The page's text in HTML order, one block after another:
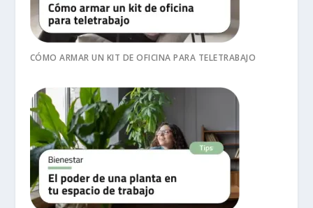
CÓMO ARMAR UN KIT DE OFICINA PARA TELETRABAJO